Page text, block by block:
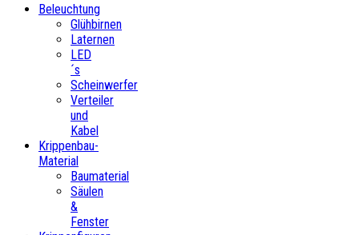
Beleuchtung
Glühbirnen
Laternen
LED
´s
Scheinwerfer
Verteiler
und
Kabel
Krippenbau-
Material
Baumaterial
Säulen
&
Fenster